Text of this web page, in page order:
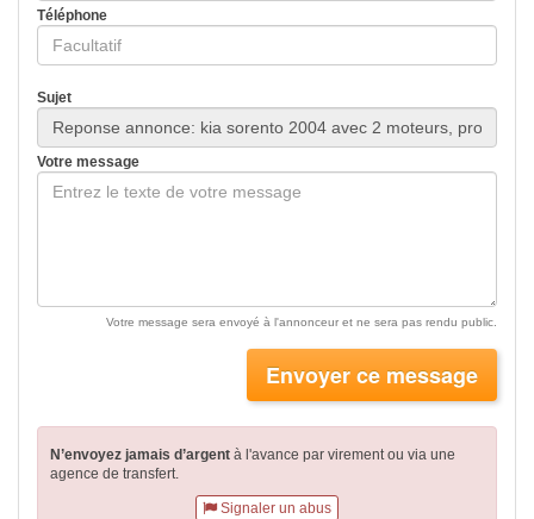
Téléphone
Sujet
Votre message
Votre message sera envoyé à l'annonceur et ne sera pas rendu public.
Envoyer ce message
N’envoyez jamais d’argent à l'avance par virementou via une
agence de transfert.
Signaler un abus